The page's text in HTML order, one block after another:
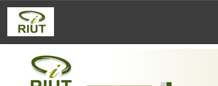
Skip
navigation